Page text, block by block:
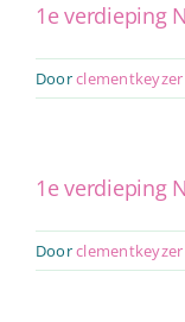
1e verdieping
Doorclementkeyzer
1e verdieping
Doorclementkeyzer